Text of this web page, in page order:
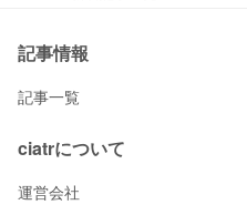
記事情報
記事一覧
ciatrについて
運営会社